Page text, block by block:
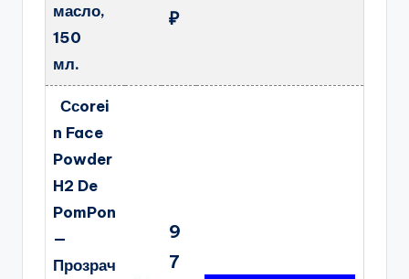
масло,
150
мл.
₽
Ссorei
n Face
Powder
H2 De
PomPon
—
Прозрач
9
7